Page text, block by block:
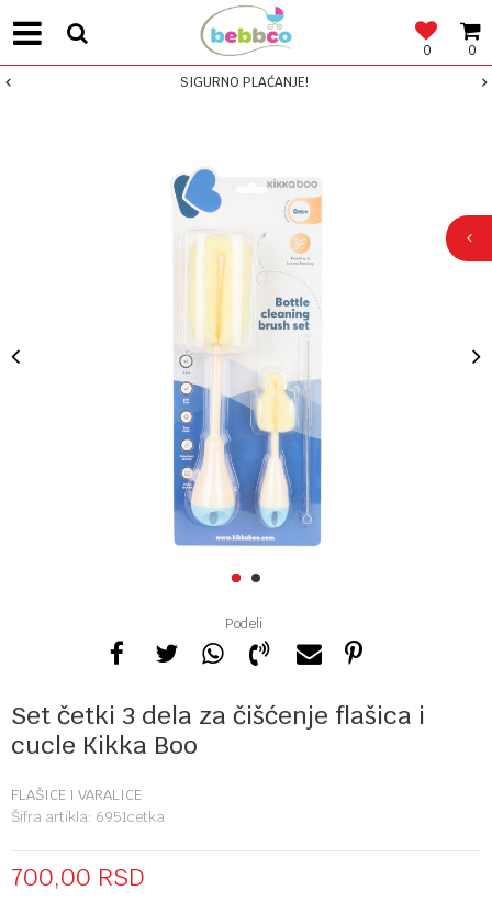
0
0
SIGURNO PLAĆANJE!
1 2
Podeli
Set četki 3 dela za čišćenje flašica i
cucle Kikka Boo
FLAŠICE I VARALICE
Šifra artikla: 6951cetka
700,00 RSD